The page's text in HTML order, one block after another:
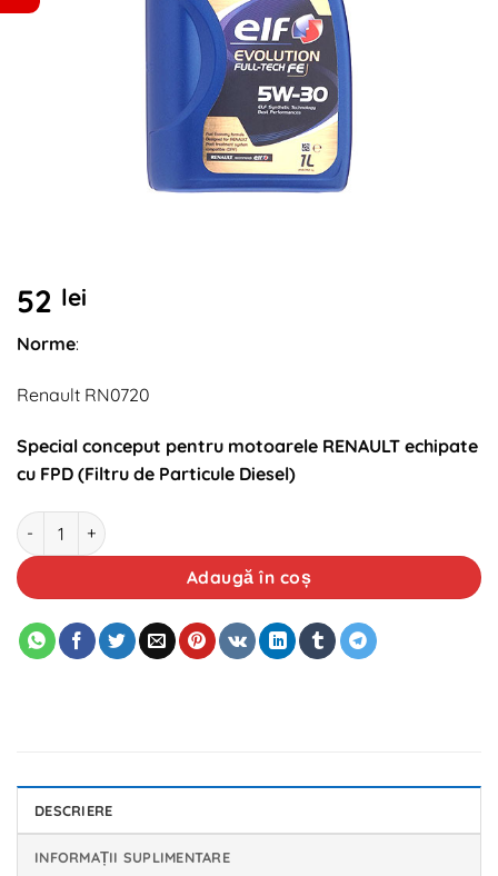
52 lei
Norme:
Renault RN0720
Special conceput pentru motoarele RENAULT echipate
cu FPD (Filtru de Particule Diesel)
Cantitate ELF Evolution Full-Tech FE 5w30 1L
Adaugă în coș
DESCRIERE
INFORMAȚII SUPLIMENTARE